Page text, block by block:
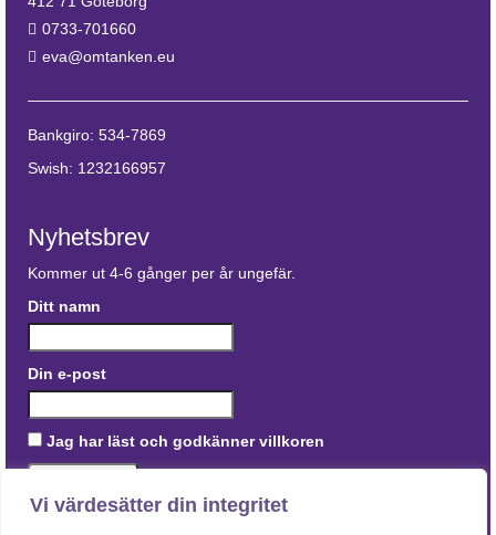
Vi värdesätter din integritet
0733-701660
eva@omtanken.eu
Bankgiro: 534-7869
Swish: 1232166957
Nyhetsbrev
Kommer ut 4-6 gånger per år ungefär.
Ditt namn
Din e-post
Jag har läst och godkänner villkoren